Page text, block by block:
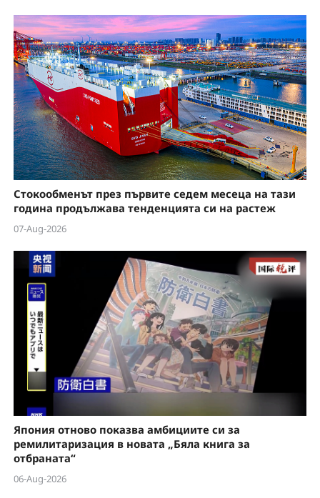
Стокообменът през първите седем месеца на тази
година продължава тенденцията си на растеж
07-Aug-2026
Япония отново показва амбициите си за
ремилитаризация в новата „Бяла книга за
отбраната“
06-Aug-2026